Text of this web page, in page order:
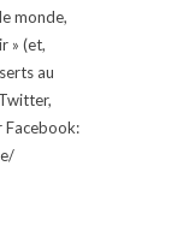
monde,
» (et,
au
Facebook: